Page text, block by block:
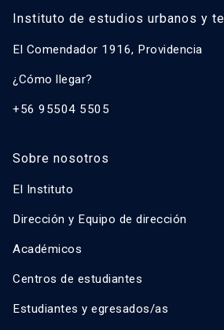
Instituto de estudios urbanos y
El Comendador 1916, Providencia
¿Cómo llegar?
+56 95504 5505
Sobre nosotros
El Instituto
Dirección y Equipo de dirección
Académicos
Centros de estudiantes
Estudiantes y egresados/as